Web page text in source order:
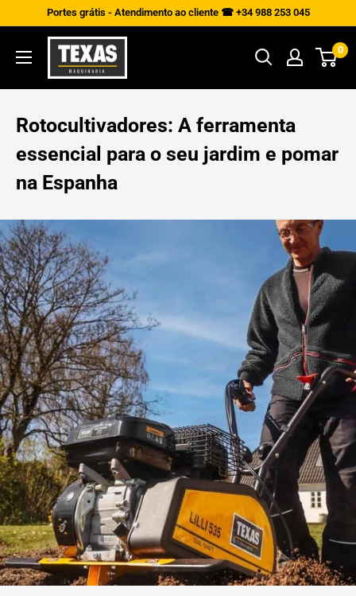
conteúdo
Portes grátis - Atendimento ao cliente ☎ +34 988 253 045
Texas
Maquinaria
0
Rotocultivadores: A ferramenta
essencial para o seu jardim e pomar
na Espanha